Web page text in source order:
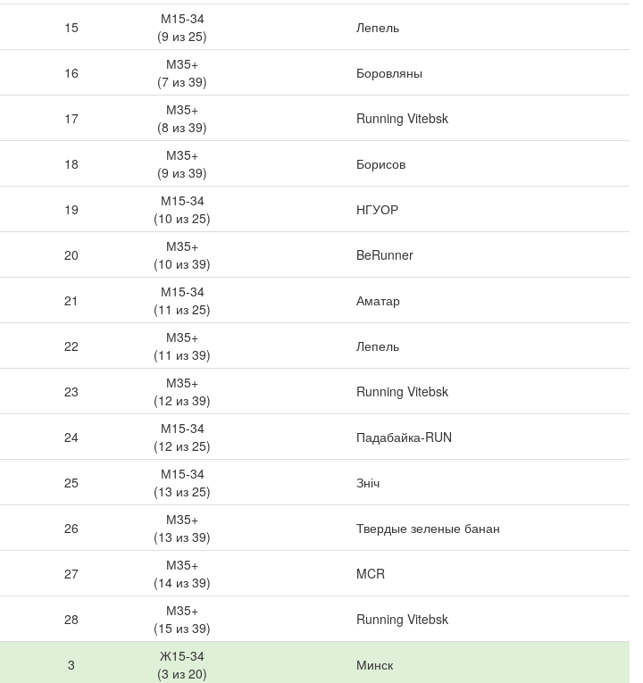
15
М15-34
(9 из 25)
Лепель
16
М35+
(7 из 39)
Боровляны
17
М35+
(8 из 39)
Running Vitebsk
18
М35+
(9 из 39)
Борисов
19
М15-34
(10 из 25)
НГУОР
20
М35+
(10 из 39)
BeRunner
21
М15-34
(11 из 25)
Аматар
22
М35+
(11 из 39)
Лепель
23
М35+
(12 из 39)
Running Vitebsk
24
М15-34
(12 из 25)
Падабайка-RUN
25
М15-34
(13 из 25)
Зніч
26
М35+
(13 из 39)
Твердые зеленые банан
27
М35+
(14 из 39)
MCR
28
М35+
(15 из 39)
Running Vitebsk
3
Ж15-34
(3 из 20)
Минск